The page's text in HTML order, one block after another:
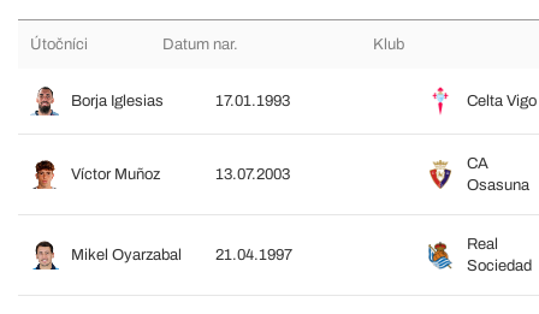
Útočníci Datum nar. Klub
Borja Iglesias 17.01.1993 Celta Vigo
Víctor Muñoz 13.07.2003
CA
Osasuna
Mikel Oyarzabal 21.04.1997
Real
Sociedad